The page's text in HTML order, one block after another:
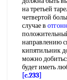
на третьей
четвертой
случае в
направлению
кипятильник
можно
будет иметь
[c.233]